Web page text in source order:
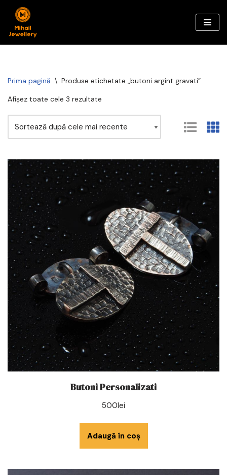
Sari
la
Prima pagină \ Produse etichetate „butoni argint gravati”
Afișez toate cele 3 rezultate
Butoni Personalizati
500lei
Adaugă în coș